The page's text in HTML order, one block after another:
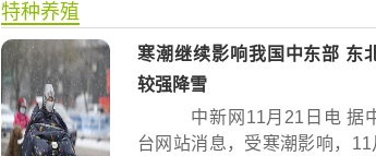
特种养殖
寒潮继续影响我国中东部 东
较强降雪
中新网11月21日电 据
台网站消息，受寒潮影响，